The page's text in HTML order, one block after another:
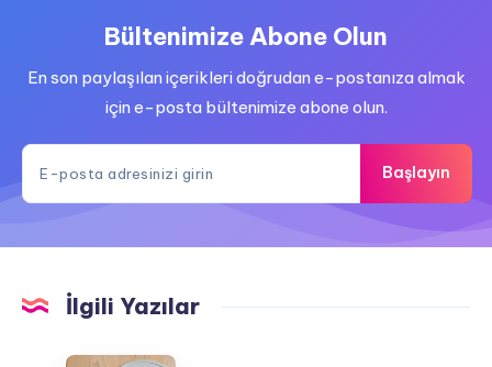
Bültenimize Abone Olun
En son paylaşılan içerikleri doğrudan e-postanıza almak
için e-posta bültenimize abone olun.
Başlayın
İlgili Yazılar